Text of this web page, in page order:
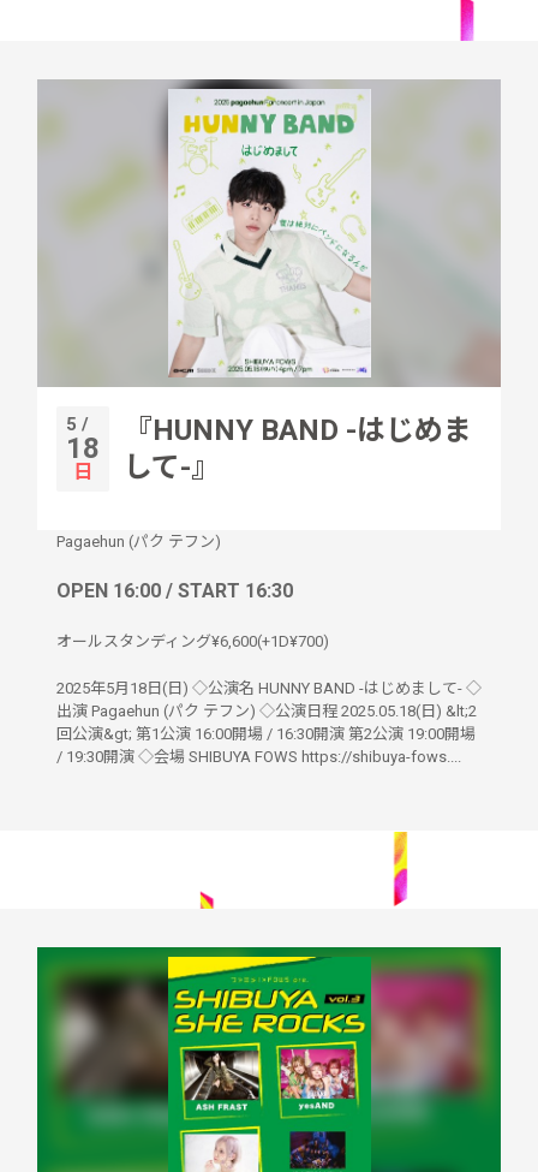
5 /
18
日
『HUNNY BAND -はじめま
して-』
Pagaehun (パク テフン)
OPEN 16:00 / START 16:30
オールスタンディング¥6,600(+1D¥700)
2025年5月18日(日) ◇公演名 HUNNY BAND -はじめまして- ◇
出演 Pagaehun (パク テフン) ◇公演日程 2025.05.18(日) &lt;2
回公演&gt; 第1公演 16:00開場 / 16:30開演 第2公演 19:00開場
/ 19:30開演 ◇会場 SHIBUYA FOWS https://shibuya-fows....